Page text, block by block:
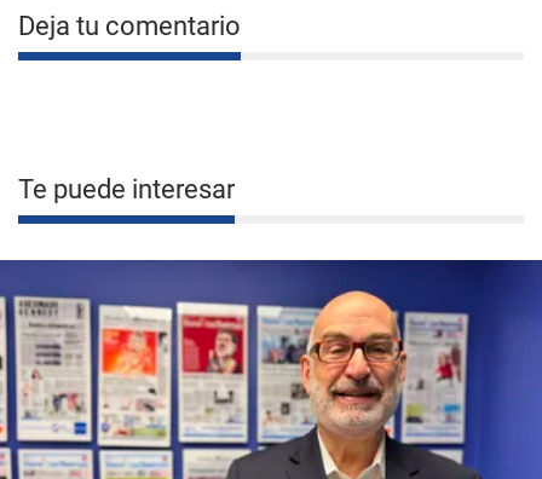
Deja tu comentario
Te puede interesar